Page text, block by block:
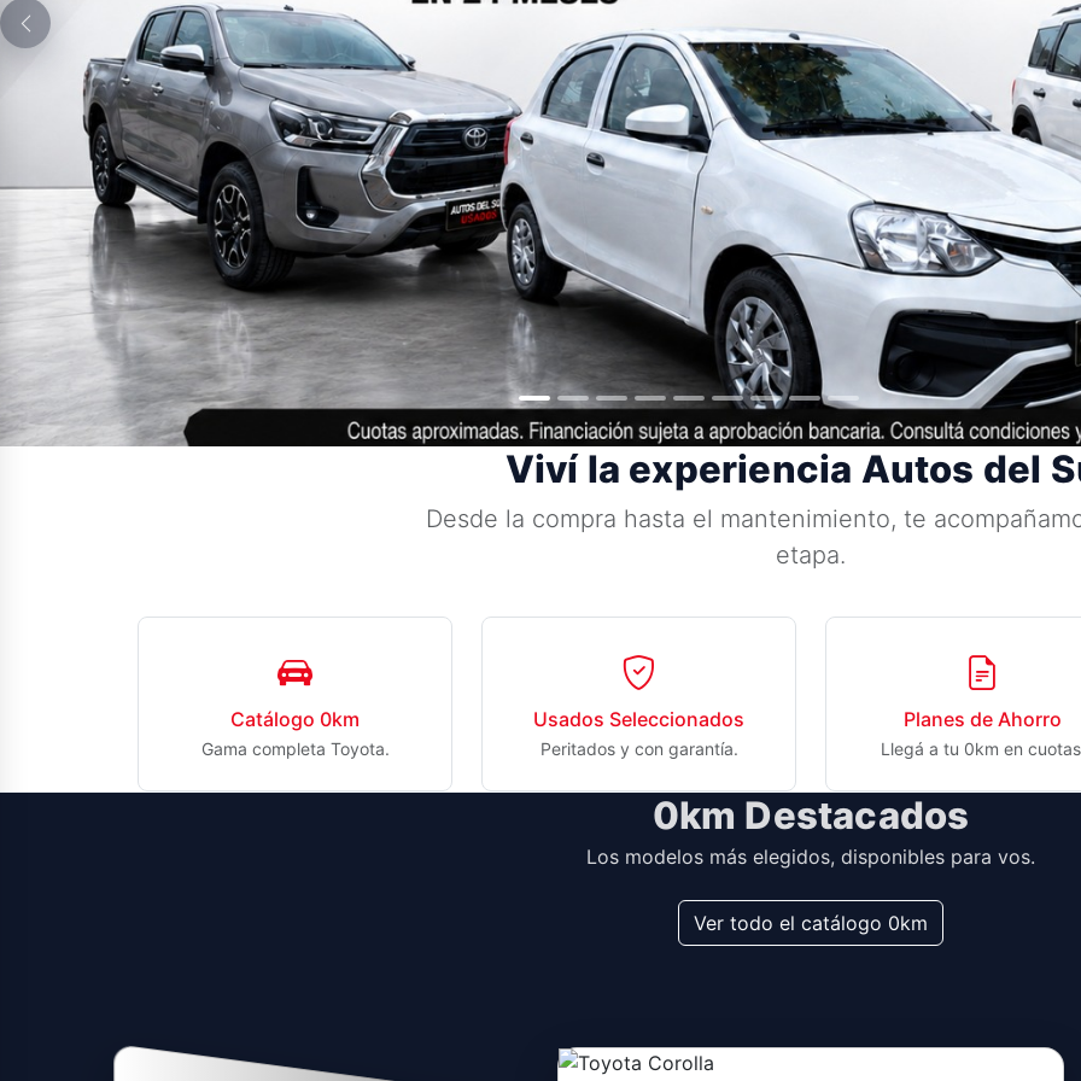
Anterior
Viví la experiencia Autos del
Desde la compra hasta el mantenimiento, te
etapa.
Catálogo 0km
Gama completa Toyota.
Usados Seleccionados
Peritados y con garantía.
Planes de Ahorro
Llegá a tu 0km en
0km Destacados
Los modelos más elegidos, disponibles para vos.
Ver todo el catálogo 0km